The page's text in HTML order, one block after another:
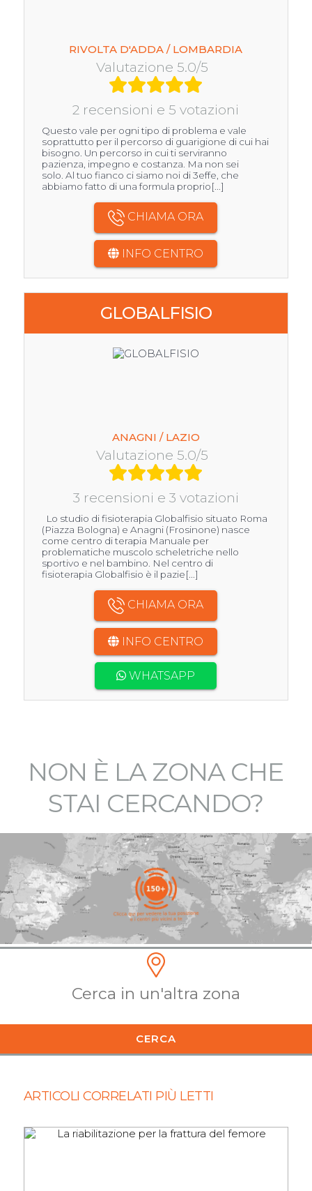
RIVOLTA D'ADDA / LOMBARDIA
Valutazione 5.0/5
2 recensioni e 5 votazioni
Questo vale per ogni tipo di problema e vale
soprattutto per il percorso di guarigione di cui hai
bisogno. Un percorso in cui ti serviranno
pazienza, impegno e costanza. Ma non sei
solo. Al tuo fianco ci siamo noi di 3effe, che
abbiamo fatto di una formula proprio[...]
CHIAMA ORA
INFO CENTRO
GLOBALFISIO
ANAGNI / LAZIO
Valutazione 5.0/5
3 recensioni e 3 votazioni
Lo studio di fisioterapia Globalfisio situato Roma
(Piazza Bologna) e Anagni (Frosinone) nasce
come centro di terapia Manuale per
problematiche muscolo scheletriche nello
sportivo e nel bambino. Nel centro di
fisioterapia Globalfisio è il pazie[...]
CHIAMA ORA
INFO CENTRO
WHATSAPP
NON È LA ZONA CHE
STAI CERCANDO?
CERCA
ARTICOLI CORRELATI PIÙ LETTI